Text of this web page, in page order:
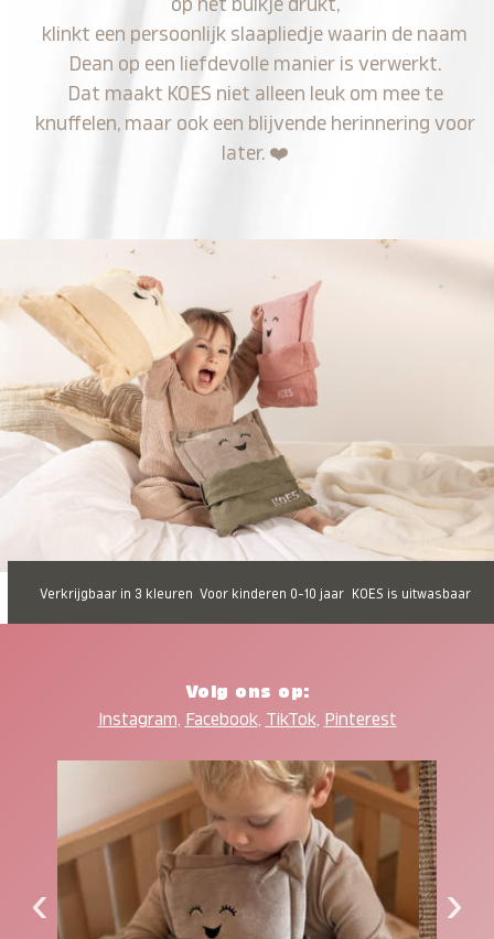
op het buikje drukt,
klinkt een persoonlijk slaapliedje waarin de naam
Dean op een liefdevolle manier is verwerkt.
Dat maakt KOES niet alleen leuk om mee te
knuffelen, maar ook een blijvende herinnering voor
later. ❤️
Verkrijgbaar in 3 kleuren Voor kinderen 0-10 jaar KOES is uitwasbaar
Volg ons op:
Instagram, Facebook, TikTok, Pinterest
‹ ›